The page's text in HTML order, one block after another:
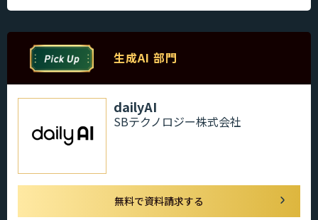
生成AI 部門
dailyAI
SBテクノロジー株式会社
無料で資料請求する